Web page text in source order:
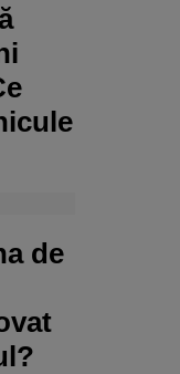
de